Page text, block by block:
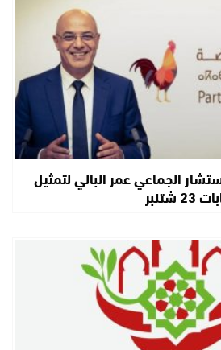
الجماعي عمر البالي لتمثيل